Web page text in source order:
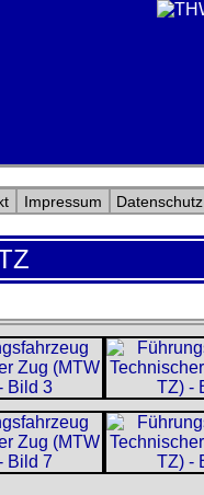
Impressum Datenschutz